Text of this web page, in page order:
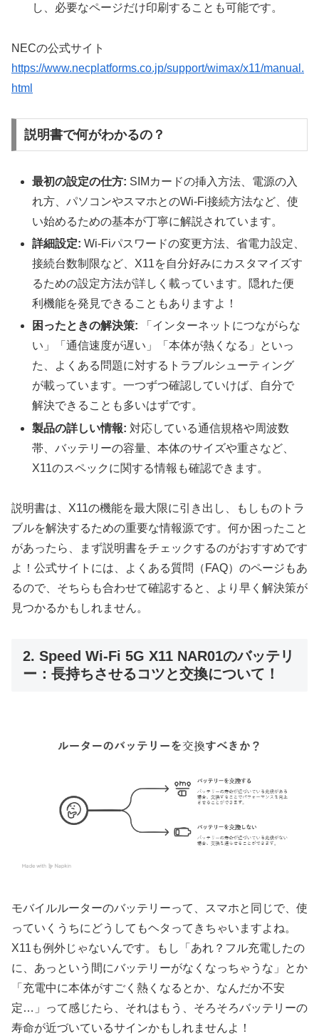
し、必要なページだけ印刷することも可能です。
NECの公式サイト
https://www.necplatforms.co.jp/support/wimax/x11/manual.
html
説明書で何がわかるの？
最初の設定の仕方: SIMカードの挿入方法、電源の入
れ方、パソコンやスマホとのWi-Fi接続方法など、使
い始めるための基本が丁寧に解説されています。
詳細設定: Wi-Fiパスワードの変更方法、省電力設定、
接続台数制限など、X11を自分好みにカスタマイズす
るための設定方法が詳しく載っています。隠れた便
利機能を発見できることもありますよ！
困ったときの解決策: 「インターネットにつながらな
い」「通信速度が遅い」「本体が熱くなる」といっ
た、よくある問題に対するトラブルシューティング
が載っています。一つずつ確認していけば、自分で
解決できることも多いはずです。
製品の詳しい情報: 対応している通信規格や周波数
帯、バッテリーの容量、本体のサイズや重さなど、
X11のスペックに関する情報も確認できます。
説明書は、X11の機能を最大限に引き出し、もしものトラ
ブルを解決するための重要な情報源です。何か困ったこと
があったら、まず説明書をチェックするのがおすすめです
よ！公式サイトには、よくある質問（FAQ）のページもあ
るので、そちらも合わせて確認すると、より早く解決策が
見つかるかもしれません。
2. Speed Wi-Fi 5G X11 NAR01のバッテリ
ー：長持ちさせるコツと交換について！
モバイルルーターのバッテリーって、スマホと同じで、使
っていくうちにどうしてもヘタってきちゃいますよね。
X11も例外じゃないんです。もし「あれ？フル充電したの
に、あっという間にバッテリーがなくなっちゃうな」とか
「充電中に本体がすごく熱くなるとか、なんだか不安
定…」って感じたら、それはもう、そろそろバッテリーの
寿命が近づいているサインかもしれませんよ！